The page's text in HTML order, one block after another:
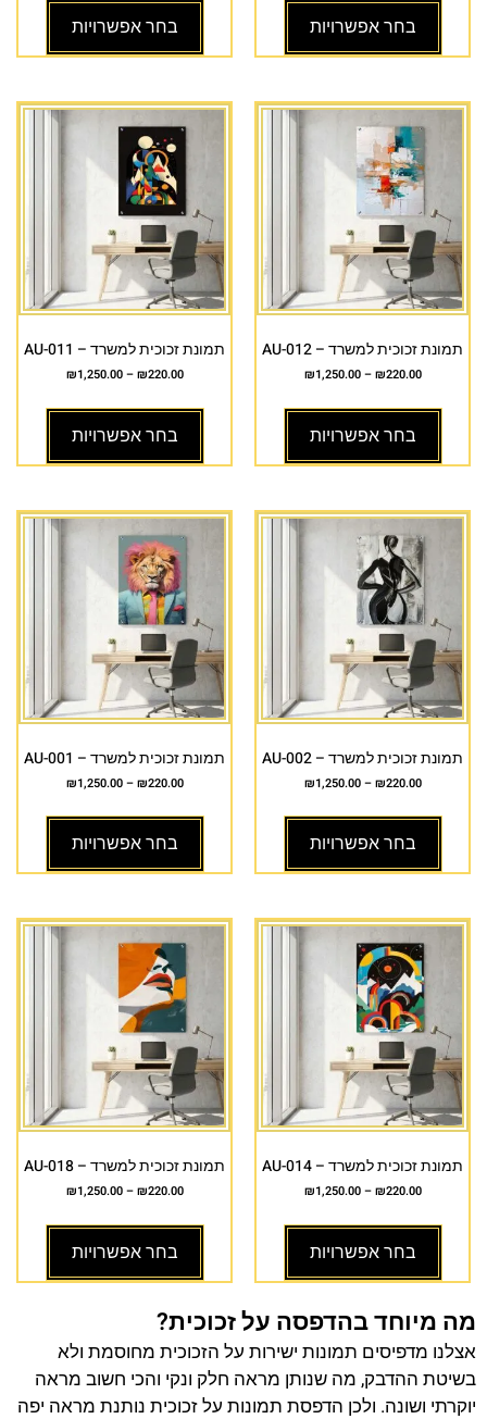
בחר אפשרויות בחר אפשרויות
תמונת זכוכית למשרד – AU-012
₪220.00
–
₪1,250.00
בחר אפשרויות
תמונת זכוכית למשרד – AU-011
₪220.00
–
₪1,250.00
בחר אפשרויות
תמונת זכוכית למשרד – AU-002
₪220.00
–
₪1,250.00
בחר אפשרויות
תמונת זכוכית למשרד – AU-001
₪220.00
–
₪1,250.00
בחר אפשרויות
תמונת זכוכית למשרד – AU-014
₪220.00
–
₪1,250.00
בחר אפשרויות
תמונת זכוכית למשרד – AU-018
₪220.00
–
₪1,250.00
בחר אפשרויות
מה מיוחד בהדפסה על זכוכית?
אצלנו מדפיסים תמונות ישירות על הזכוכית מחוסמת ולא
בשיטת ההדבק, מה שנותן מראה חלק ונקי והכי חשוב מראה
יוקרתי ושונה. ולכן הדפסת תמונות על זכוכית נותנת מראה יפה